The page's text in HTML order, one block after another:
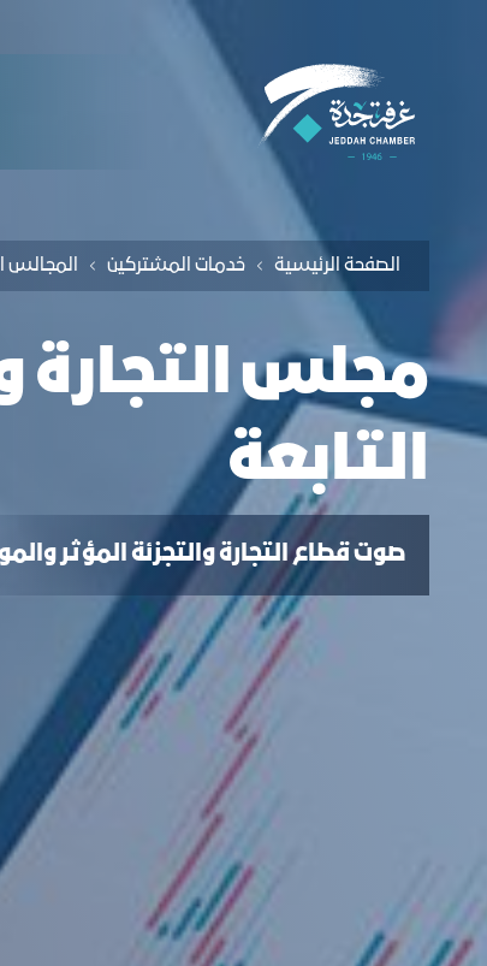
مجلس التجارة والتجزئة - غرفة جدة
الصفحة الرئيسية ﺧﺪﻣﺎت المشتركين اﻟﻤﺠﺎﻟﺲ
ﻣﺠﻠﺲ اﻟﺘﺠﺎرة
التابعة
صوت قطاع التجارة والتجزئة المؤثر